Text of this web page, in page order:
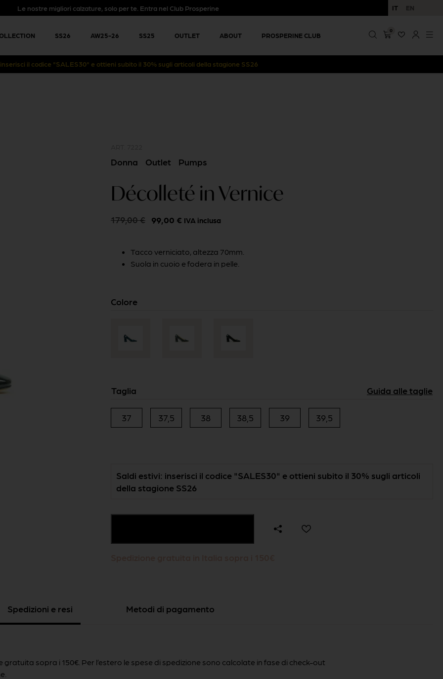
Le nostre migliori calzature, solo per te. Entra nel Club Prosperine IT EN
SS26 AW25-26 SS25 OUTLET ABOUT PROSPERINE CLUB
0
il codice "SALES30" e ottieni subito il 30% sugli articoli della stagione SS26
Donna Outlet Pumps
Décolleté in Vernice
179,00€ 99,00 € IVA inclusa
Tacco verniciato, altezza 70mm.
Suola in cuoio e fodera in pelle.
Colore
Taglia
37 37,5 38 38,5 39 39,5
Saldi estivi: inserisci il codice "SALES30" e ottieni subito il 30% sugli articoli
della stagione SS26
Spedizioni e resi Metodi di pagamento
gratuita sopra i 150€. Per l’estero le spese di spedizione sono calcolate in fase di check-out